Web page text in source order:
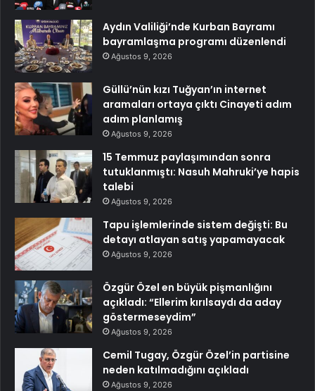
Aydın Valiliği’nde Kurban Bayramı
bayramlaşma programı düzenlendi
Ağustos 9, 2026
Güllü’nün kızı Tuğyan’ın internet
aramaları ortaya çıktı Cinayeti adım
adım planlamış
Ağustos 9, 2026
15 Temmuz paylaşımından sonra
tutuklanmıştı: Nasuh Mahruki’ye hapis
talebi
Ağustos 9, 2026
Tapu işlemlerinde sistem değişti: Bu
detayı atlayan satış yapamayacak
Ağustos 9, 2026
Özgür Özel en büyük pişmanlığını
açıkladı: “Ellerim kırılsaydı da aday
göstermeseydim”
Ağustos 9, 2026
Cemil Tugay, Özgür Özel’in partisine
neden katılmadığını açıkladı
Ağustos 9, 2026